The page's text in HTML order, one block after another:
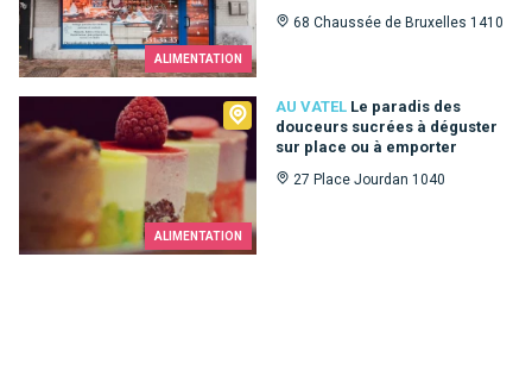
ALIMENTATION
68 Chaussée de Bruxelles 1410
ALIMENTATION
AU VATEL Le paradis des
douceurs sucrées à déguster
sur place ou à emporter
27 Place Jourdan 1040